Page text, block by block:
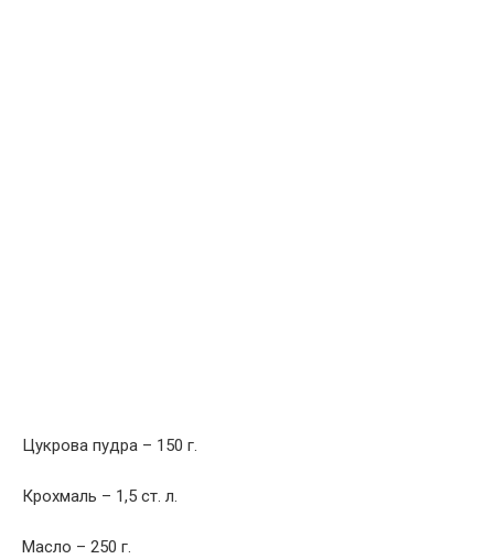
Цукрова пудра – 150 г.
Крохмаль – 1,5 ст. л.
Масло – 250 г.